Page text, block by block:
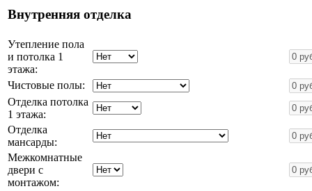
Внутренняя отделка
Утепление пола
и потолка 1
этажа:
Чистовые полы:
Отделка потолка
1 этажа:
Отделка
мансарды:
Межкомнатные
двери с
монтажом: